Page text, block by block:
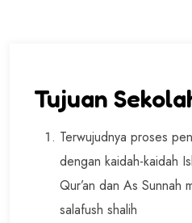
Tujuan
Terwujudnya proses
dengan kaidah-kaidah
Qur’an dan As Sunnah
salafush shalih